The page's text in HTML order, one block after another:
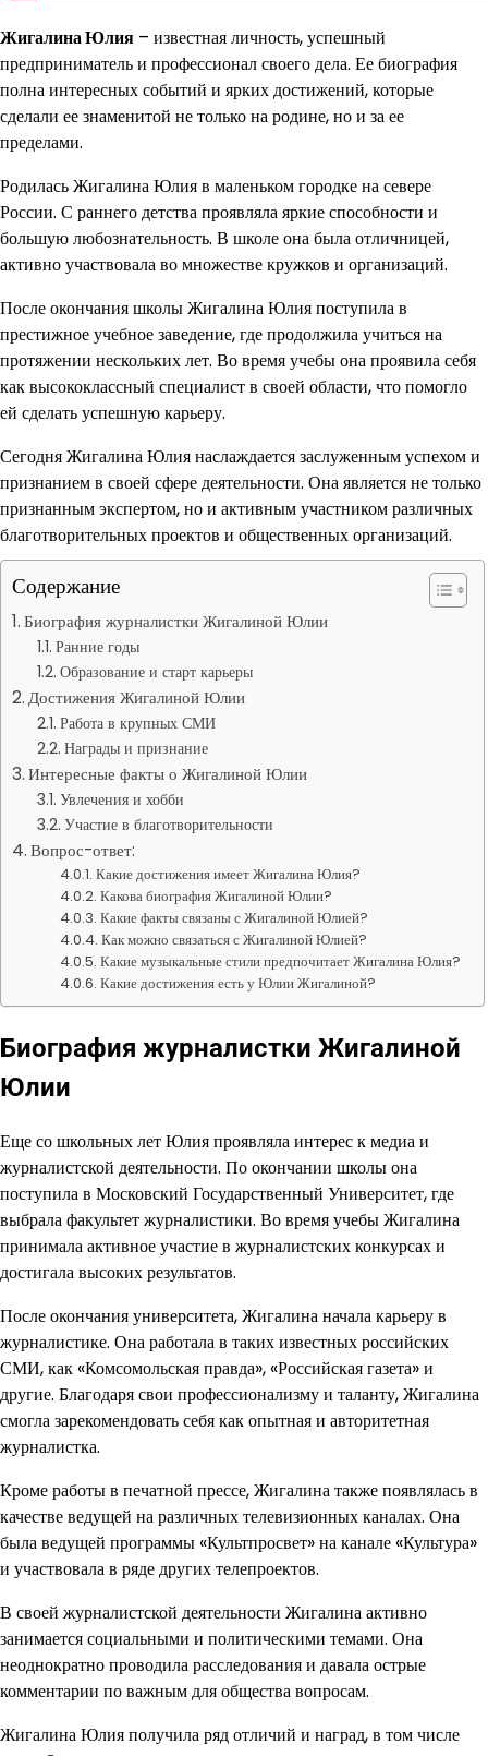
Жигалина Юлия – известная личность, успешный
предприниматель и профессионал своего дела. Ее биография
полна интересных событий и ярких достижений, которые
сделали ее знаменитой не только на родине, но и за ее
пределами.
Родилась Жигалина Юлия в маленьком городке на севере
России. С раннего детства проявляла яркие способности и
большую любознательность. В школе она была отличницей,
активно участвовала во множестве кружков и организаций.
После окончания школы Жигалина Юлия поступила в
престижное учебное заведение, где продолжила учиться на
протяжении нескольких лет. Во время учебы она проявила себя
как высококлассный специалист в своей области, что помогло
ей сделать успешную карьеру.
Сегодня Жигалина Юлия наслаждается заслуженным успехом и
признанием в своей сфере деятельности. Она является не только
признанным экспертом, но и активным участником различных
благотворительных проектов и общественных организаций.
Содержание
Биография журналистки Жигалиной Юлии
Ранние годы
Образование и старт карьеры
Достижения Жигалиной Юлии
Работа в крупных СМИ
Награды и признание
Интересные факты о Жигалиной Юлии
Увлечения и хобби
Участие в благотворительности
Вопрос-ответ:
Какие достижения имеет Жигалина Юлия?
Какова биография Жигалиной Юлии?
Какие факты связаны с Жигалиной Юлией?
Как можно связаться с Жигалиной Юлией?
Какие музыкальные стили предпочитает Жигалина Юлия?
Какие достижения есть у Юлии Жигалиной?
Биография журналистки Жигалиной
Юлии
Еще со школьных лет Юлия проявляла интерес к медиа и
журналистской деятельности. По окончании школы она
поступила в Московский Государственный Университет, где
выбрала факультет журналистики. Во время учебы Жигалина
принимала активное участие в журналистских конкурсах и
достигала высоких результатов.
После окончания университета, Жигалина начала карьеру в
журналистике. Она работала в таких известных российских
СМИ, как «Комсомольская правда», «Российская газета» и
другие. Благодаря свои профессионализму и таланту, Жигалина
смогла зарекомендовать себя как опытная и авторитетная
журналистка.
Кроме работы в печатной прессе, Жигалина также появлялась в
качестве ведущей на различных телевизионных каналах. Она
была ведущей программы «Культпросвет» на канале «Культура»
и участвовала в ряде других телепроектов.
В своей журналистской деятельности Жигалина активно
занимается социальными и политическими темами. Она
неоднократно проводила расследования и давала острые
комментарии по важным для общества вопросам.
Жигалина Юлия получила ряд отличий и наград, в том числе